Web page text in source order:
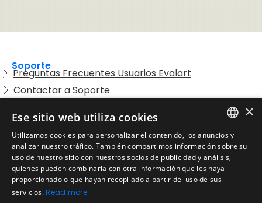
Soporte
Preguntas Frecuentes Usuarios Evalart
Contactar a Soporte
Legal
Condiciones de Servicio
Aviso de privacidad
Política de cookies
Política de devoluciones
ENGLISH
SPANISH
×
Ese sitio web utiliza cookies
Utilizamos cookies para personalizar el contenido, los anuncios y
analizar nuestro tráfico. También compartimos información sobre su
uso de nuestro sitio con nuestros socios de publicidad y análisis,
quienes pueden combinarla con otra información que les haya
proporcionado o que hayan recopilado a partir del uso de sus
servicios.Read more